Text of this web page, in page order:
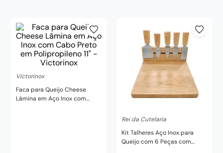
Victorinox
Faca para Queijo Cheese
Lâmina em Aço Inox com
Rei da Cutelaria
Kit Talheres Aço Inox para
Queijo com 6 Peças com
10º chaira